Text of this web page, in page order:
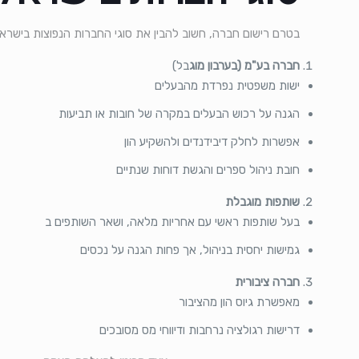
בטרם רישום חברה, חשוב להבין את סוגי החברות הנפוצות
חברה בע"מ (בערבון מוגבל)
ישות משפטית נפרדת מהבעלים
הגנה על רכוש הבעלים במקרה של חובות או תביעות
אפשרות לחלק דיבידנדים ולהשקיע הון
חובת ניהול ספרים והגשת דוחות שנתיים
שותפות מוגבלת
בעל שותפות ראשי עם אחריות מלאה, ושאר השותפים ב
גמישות יחסית בניהול, אך פחות הגנה על נכסים
חברה ציבורית
מאפשרת גיוס הון מהציבור
דרישות רגולציה נרחבות ודיווחי מס מסובכים